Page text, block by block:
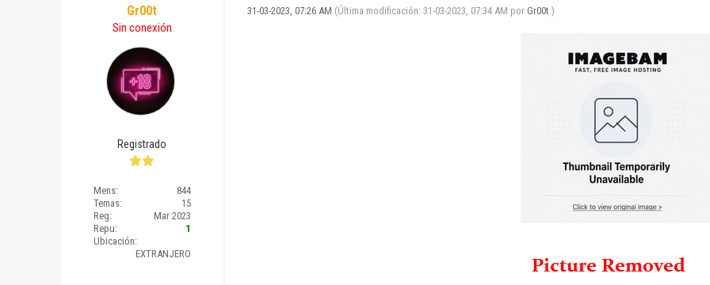
Gr00t
Sin conexión
Registrado
Mens:
844
Temas:
15
Reg:
Mar 2023
Repu:
1
Ubicación:
EXTRANJERO
31-03-2023, 07:26 AM (Última modificación: 31-03-2023, 07:34 AM porGr00t.)